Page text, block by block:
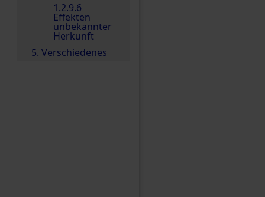
1.2.9.6
Effekten
unbekannter
Herkunft
5. Verschiedenes